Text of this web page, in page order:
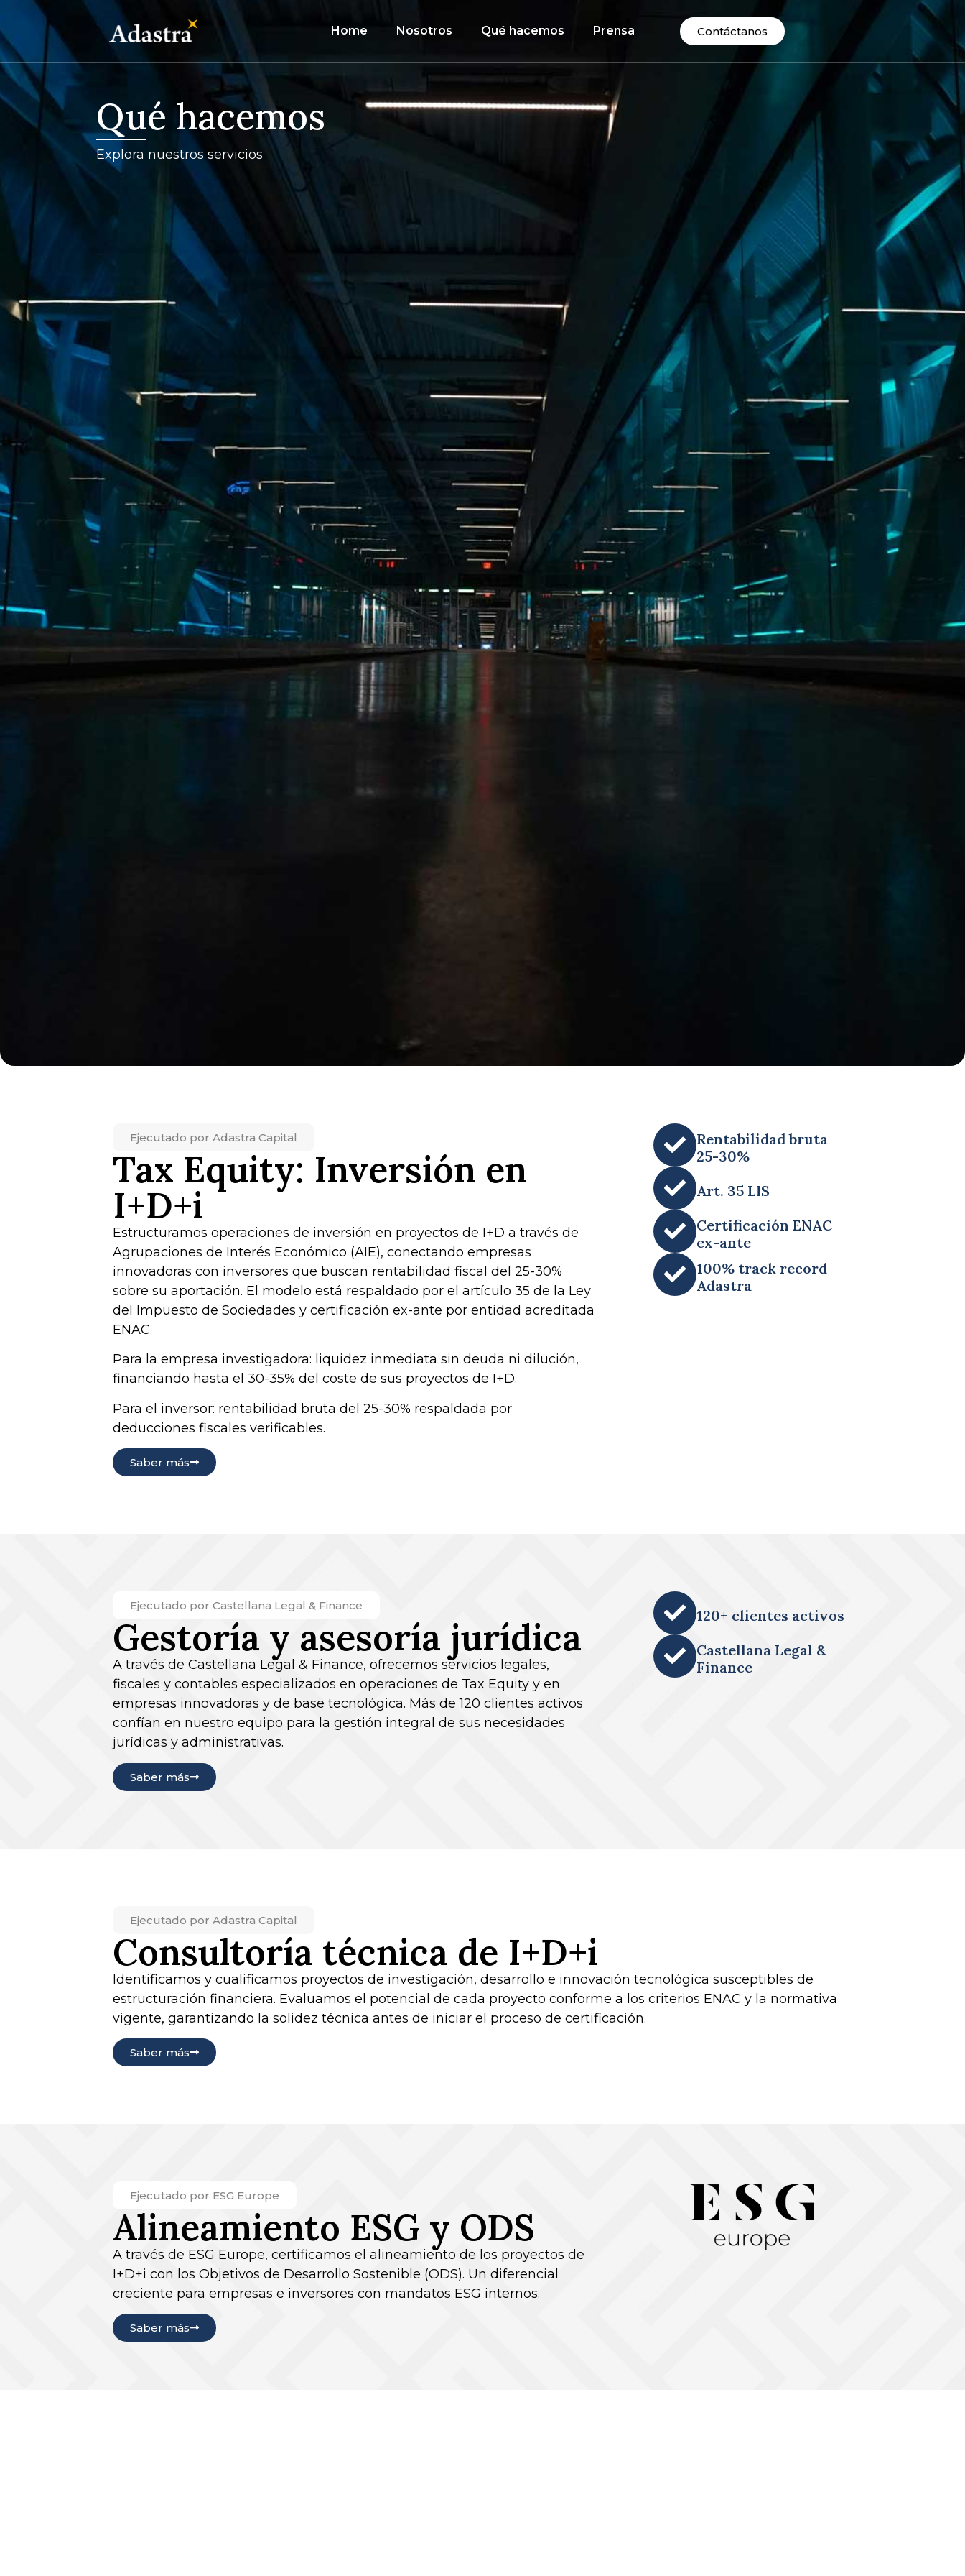
Home Nosotros Qué hacemos Prensa Contáctanos
Qué hacemos
Explora nuestros servicios
Ejecutado por Adastra Capital
Tax Equity: Inversión en
I+D+i
Estructuramos operaciones de inversión en proyectos de I+D a través de
Agrupaciones de Interés Económico (AIE), conectando empresas
innovadoras con inversores que buscan rentabilidad fiscal del 25-30%
sobre su aportación. El modelo está respaldado por el artículo 35 de la Ley
del Impuesto de Sociedades y certificación ex-ante por entidad acreditada
ENAC.
Para la empresa investigadora: liquidez inmediata sin deuda ni dilución,
financiando hasta el 30-35% del coste de sus proyectos de I+D.
Para el inversor: rentabilidad bruta del 25-30% respaldada por
deducciones fiscales verificables.
Saber más
Rentabilidad bruta
25-30%
Art. 35 LIS
Certificación ENAC
ex-ante
100% track record
Adastra
Ejecutado por Castellana Legal & Finance
Gestoría y asesoría jurídica
A través de Castellana Legal & Finance, ofrecemos servicios legales,
fiscales y contables especializados en operaciones de Tax Equity y en
empresas innovadoras y de base tecnológica. Más de 120 clientes activos
confían en nuestro equipo para la gestión integral de sus necesidades
jurídicas y administrativas.
Saber más
120+ clientes activos
Castellana Legal &
Finance
Ejecutado por Adastra Capital
Consultoría técnica de I+D+i
Identificamos y cualificamos proyectos de investigación, desarrollo e innovación tecnológica susceptibles de
estructuración financiera. Evaluamos el potencial de cada proyecto conforme a los criterios ENAC y la normativa
vigente, garantizando la solidez técnica antes de iniciar el proceso de certificación.
Saber más
Ejecutado por ESG Europe
Alineamiento ESG y ODS
A través de ESG Europe, certificamos el alineamiento de los proyectos de
I+D+i con los Objetivos de Desarrollo Sostenible (ODS). Un diferencial
creciente para empresas e inversores con mandatos ESG internos.
Saber más